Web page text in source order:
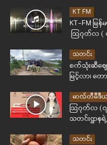
KT FM
KT-FM မြ
ဩဂုတ်လ ( ၄
သတင်း
စက်သုံးဆီဈေ
မြင့်လာ၊ တ
မာလ်တီမီဒီ
ဩဂုတ်လ (၇
သတင်းဌာန
သတင်း